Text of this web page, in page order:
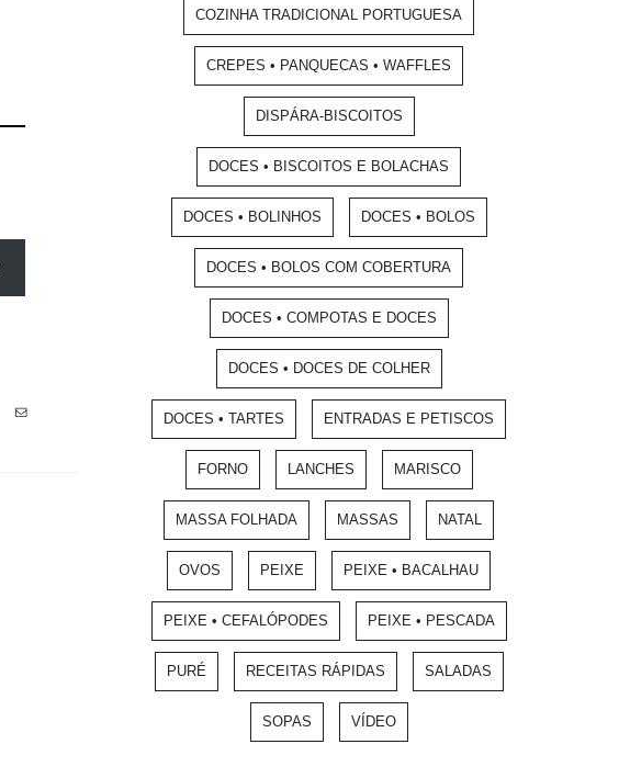
COZINHA TRADICIONAL PORTUGUESA
CREPES • PANQUECAS • WAFFLES
DISPÁRA-BISCOITOS
DOCES • BISCOITOS E BOLACHAS
DOCES • BOLINHOS DOCES • BOLOS
DOCES • BOLOS COM COBERTURA
DOCES • COMPOTAS E DOCES
DOCES • DOCES DE COLHER
DOCES • TARTES ENTRADAS E PETISCOS
FORNO LANCHES MARISCO
MASSA FOLHADA MASSAS NATAL
OVOS PEIXE PEIXE • BACALHAU
PEIXE • CEFALÓPODES PEIXE • PESCADA
PURÉ RECEITAS RÁPIDAS SALADAS
SOPAS VÍDEO